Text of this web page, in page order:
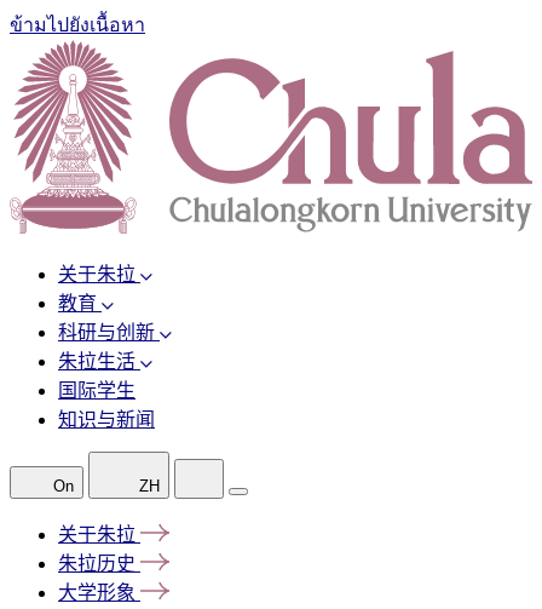
ข้ามไปยังเนื้อหา
关于朱拉
教育
科研与创新
朱拉生活
国际学生
知识与新闻
On ZH
关于朱拉
朱拉历史
大学形象